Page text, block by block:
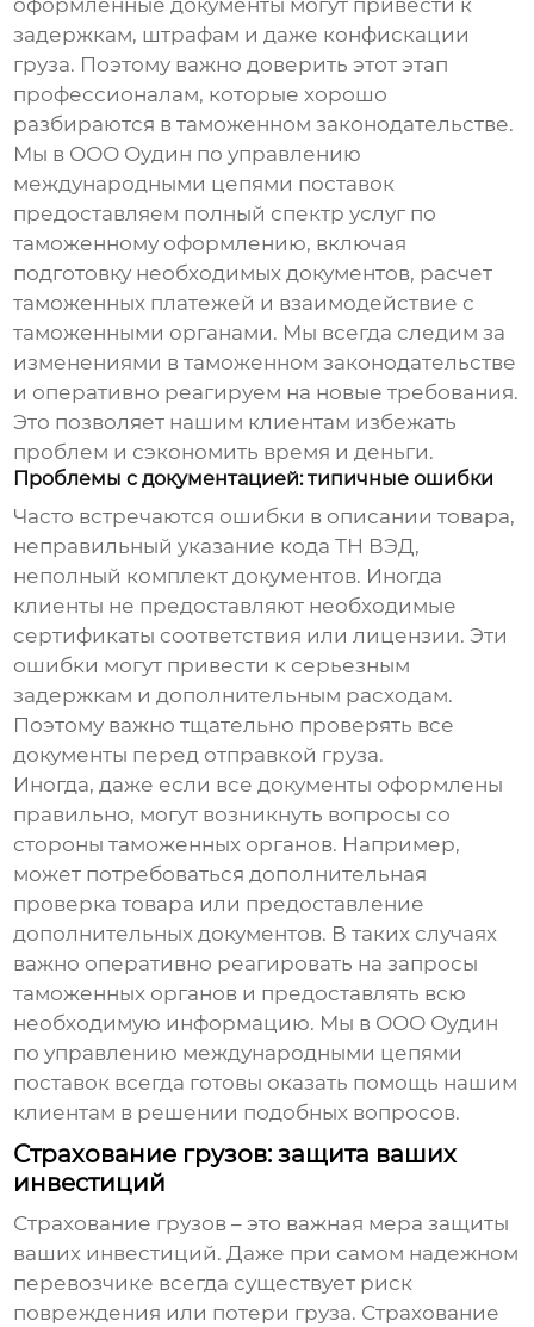
оформленные документы могут привести к
задержкам, штрафам и даже конфискации
груза. Поэтому важно доверить этот этап
профессионалам, которые хорошо
разбираются в таможенном законодательстве.
Мы в ООО Оудин по управлению
международными цепями поставок
предоставляем полный спектр услуг по
таможенному оформлению, включая
подготовку необходимых документов, расчет
таможенных платежей и взаимодействие с
таможенными органами. Мы всегда следим за
изменениями в таможенном законодательстве
и оперативно реагируем на новые требования.
Это позволяет нашим клиентам избежать
проблем и сэкономить время и деньги.
Проблемы с документацией: типичные ошибки
Часто встречаются ошибки в описании товара,
неправильный указание кода ТН ВЭД,
неполный комплект документов. Иногда
клиенты не предоставляют необходимые
сертификаты соответствия или лицензии. Эти
ошибки могут привести к серьезным
задержкам и дополнительным расходам.
Поэтому важно тщательно проверять все
документы перед отправкой груза.
Иногда, даже если все документы оформлены
правильно, могут возникнуть вопросы со
стороны таможенных органов. Например,
может потребоваться дополнительная
проверка товара или предоставление
дополнительных документов. В таких случаях
важно оперативно реагировать на запросы
таможенных органов и предоставлять всю
необходимую информацию. Мы в ООО Оудин
по управлению международными цепями
поставок всегда готовы оказать помощь нашим
клиентам в решении подобных вопросов.
Страхование грузов: защита ваших
инвестиций
Страхование грузов – это важная мера защиты
ваших инвестиций. Даже при самом надежном
перевозчике всегда существует риск
повреждения или потери груза. Страхование